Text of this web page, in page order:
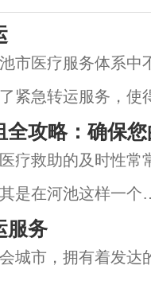
市医疗服务体系中
紧急转运服务，使
治疗。在这篇文章
特点以及它对河池
全攻略：确保
疗救助的及时性常
是在河池这样一个
速、专业的救护车
论是突发的意外事
服务
城市，拥有着发达